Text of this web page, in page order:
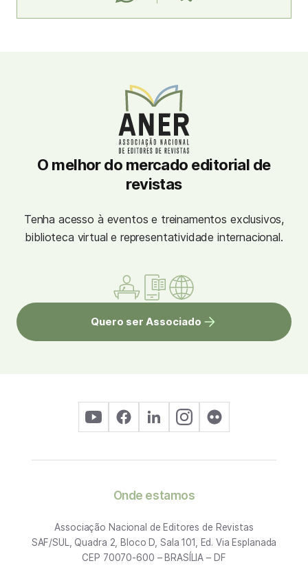
O melhor do mercado editorial de
revistas
Tenha acesso à eventos e treinamentos exclusivos,
biblioteca virtual e representatividade internacional.
Quero ser Associado
Onde estamos
Associação Nacional de Editores de Revistas
SAF/SUL, Quadra 2, Bloco D, Sala 101, Ed. Via Esplanada
CEP 70070-600 – BRASÍLIA – DF